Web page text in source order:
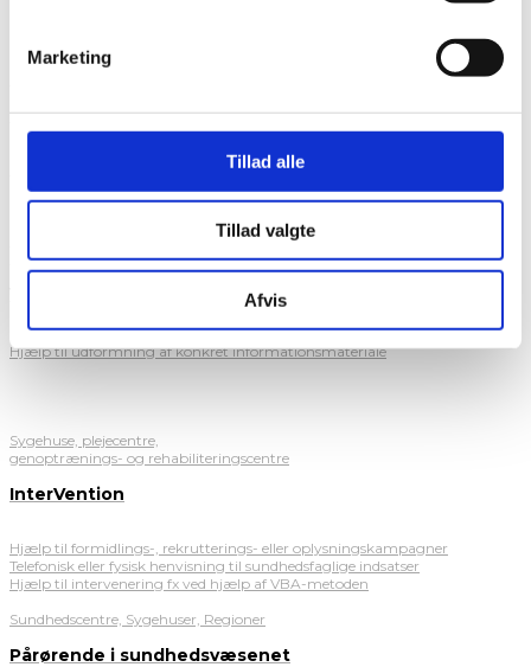
Marketing
Tillad alle
Tillad valgte
Afvis
Fastholdelse af personale
Hjælp til at skabe bedre fysiske og psykiske arbejdsvilkår i sundhedsvæsenet
Sygehuse, plejecentre, genoptrænings- og rehabiliteringscentrePrivate,
myndigheder, regioner, kommuner
Hjælp til udformning af konkret informationsmateriale
Sygehuse, plejecentre,
genoptrænings- og rehabiliteringscentre
InterVention
Hjælp til formidlings-, rekrutterings- eller oplysningskampagner
Telefonisk eller fysisk henvisning til sundhedsfaglige indsatser
Hjælp til intervenering fx ved hjælp af VBA-metoden
Sundhedscentre, Sygehuser, Regioner
Pårørende i sundhedsvæsenet